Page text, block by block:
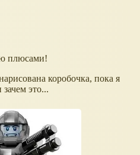
плюсами!
коробочка, пока я
зачем это...